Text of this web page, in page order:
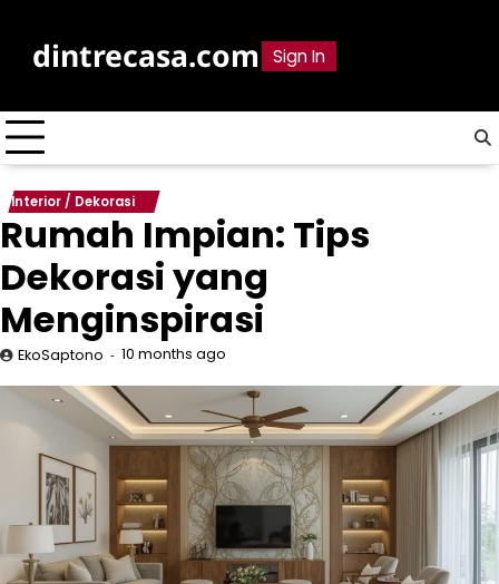
contentdintrecasa.com Sign In
Interior / Dekorasi
Rumah Impian: Tips
Dekorasi yang
Menginspirasi
EkoSaptono 10 months ago